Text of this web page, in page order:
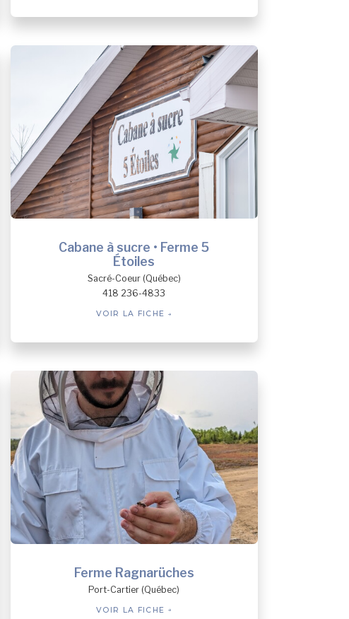
Cabane à sucre • Ferme 5
Étoiles
Sacré-Coeur (Québec)
418 236-4833
VOIR LA FICHE
Ferme Ragnarüches
Port-Cartier (Québec)
VOIR LA FICHE